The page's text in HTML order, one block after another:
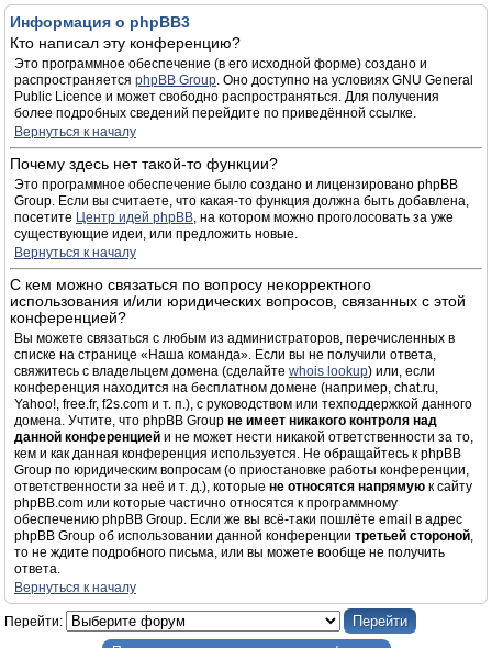
Информация о phpBB3
Кто написал эту конференцию?
Это программное обеспечение (в его исходной форме) создано и
распространяется phpBB Group. Оно доступно на условиях GNU General
Public Licence и может свободно распространяться. Для получения
более подробных сведений перейдите по приведённой ссылке.
Вернуться к началу
Почему здесь нет такой-то функции?
Это программное обеспечение было создано и лицензировано phpBB
Group. Если вы считаете, что какая-то функция должна быть добавлена,
посетите Центр идей phpBB, на котором можно проголосовать за уже
существующие идеи, или предложить новые.
Вернуться к началу
С кем можно связаться по вопросу некорректного
использования и/или юридических вопросов, связанных с этой
конференцией?
Вы можете связаться с любым из администраторов, перечисленных в
списке на странице «Наша команда». Если вы не получили ответа,
свяжитесь с владельцем домена (сделайте whois lookup) или, если
конференция находится на бесплатном домене (например, chat.ru,
Yahoo!, free.fr, f2s.com и т. п.), с руководством или техподдержкой данного
домена. Учтите, что phpBB Group не имеет никакого контроля над
данной конференцией и не может нести никакой ответственности за то,
кем и как данная конференция используется. Не обращайтесь к phpBB
Group по юридическим вопросам (о приостановке работы конференции,
ответственности за неё и т. д.), которые не относятся напрямую к сайту
phpBB.com или которые частично относятся к программному
обеспечению phpBB Group. Если же вы всё-таки пошлёте email в адрес
phpBB Group об использовании данной конференции третьей стороной,
то не ждите подробного письма, или вы можете вообще не получить
ответа.
Вернуться к началу
Перейти: